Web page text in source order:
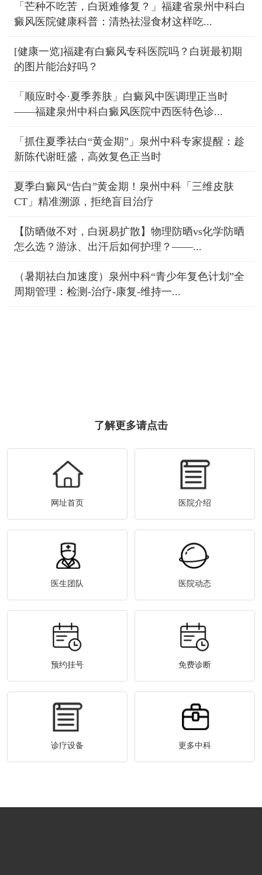
「芒种不吃苦，白斑难修复？」福建省泉州中科白
癜风医院健康科普：清热祛湿食材这样吃...
[健康一览]福建有白癜风专科医院吗？白斑最初期
的图片能治好吗？
「顺应时令·夏季养肤」白癜风中医调理正当时
——福建泉州中科白癜风医院中西医特色诊...
「抓住夏季祛白“黄金期”」泉州中科专家提醒：趁
新陈代谢旺盛，高效复色正当时
夏季白癜风“告白”黄金期！泉州中科「三维皮肤
CT」精准溯源，拒绝盲目治疗
【防晒做不对，白斑易扩散】物理防晒vs化学防晒
怎么选？游泳、出汗后如何护理？——...
（暑期祛白加速度）泉州中科“青少年复色计划”全
周期管理：检测-治疗-康复-维持一...
了解更多请点击
网址首页 医院介绍
医生团队 医院动态
预约挂号 免费诊断
诊疗设备 更多中科